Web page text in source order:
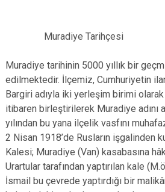
Muradiye Tarihçesi
Muradiye tarihinin 5000 yıllık bir
edilmektedir. İlçemiz, Cumhuriyetin
Bargiri adıyla iki yerleşim birimi olarak
itibaren birleştirilerek Muradiye adını
yılından bu yana ilçelik vasfını
2 Nisan 1918’de Rusların işgalinden
Kalesi; Muradiye (Van) kasabasına
Urartular tarafından yaptırılan kale
İsmail bu çevrede yaptırdığı bir